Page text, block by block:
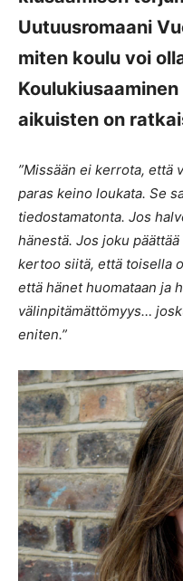
Uutuusromaani
miten koulu voi
aikuisten on
”Missään ei kerrota, että
paras keino loukata. Se
tiedostamatonta. Jos
hänestä. Jos joku
kertoo siitä, että toisella
että hänet huomataan ja
välinpitämättömyys…
eniten.”